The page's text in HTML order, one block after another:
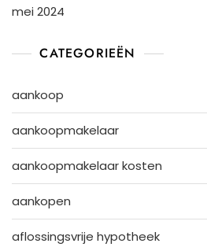
mei 2024
CATEGORIEËN
aankoop
aankoopmakelaar
aankoopmakelaar kosten
aankopen
aflossingsvrije hypotheek